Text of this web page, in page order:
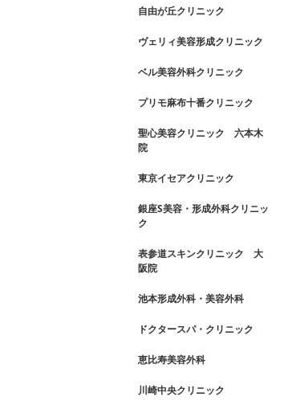
自由が丘クリニック
ヴェリィ美容形成クリニック
ベル美容外科クリニック
プリモ麻布十番クリニック
聖心美容クリニック 六本木
院
東京イセアクリニック
銀座S美容・形成外科クリニッ
ク
表参道スキンクリニック 大
阪院
池本形成外科・美容外科
ドクタースパ・クリニック
恵比寿美容外科
川崎中央クリニック